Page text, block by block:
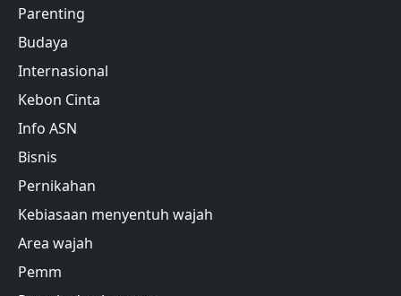
Parenting
Budaya
Internasional
Kebon Cinta
Info ASN
Bisnis
Pernikahan
Kebiasaan menyentuh wajah
Area wajah
Pemm